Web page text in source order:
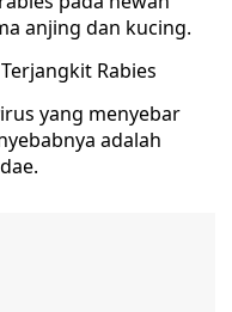
anjing dan kucing.
Rabies
yang menyebar
adalah